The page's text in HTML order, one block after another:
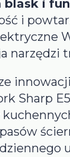
i
i
narzędzi
Sharp